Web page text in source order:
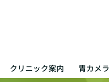
クリニック案内 胃カメラ